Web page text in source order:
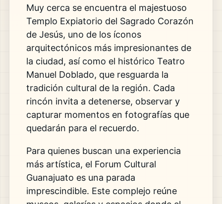
Muy cerca se encuentra el majestuoso
Templo Expiatorio del Sagrado Corazón
de Jesús, uno de los íconos
arquitectónicos más impresionantes de
la ciudad, así como el histórico Teatro
Manuel Doblado, que resguarda la
tradición cultural de la región. Cada
rincón invita a detenerse, observar y
capturar momentos en fotografías que
quedarán para el recuerdo.
Para quienes buscan una experiencia
más artística, el Forum Cultural
Guanajuato es una parada
imprescindible. Este complejo reúne